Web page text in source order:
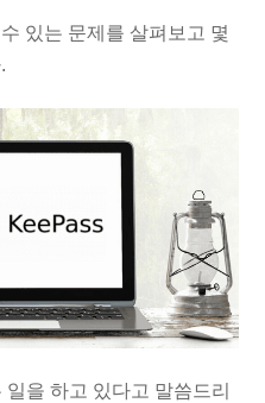
있는 문제를 살펴보고 몇
을 하고 있다고 말씀드리